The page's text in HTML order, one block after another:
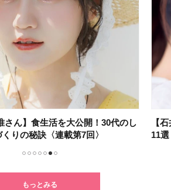
さん】食生活を大公開！30代のし
りの秘訣〈連載第7回〉
【
11
もっとみる